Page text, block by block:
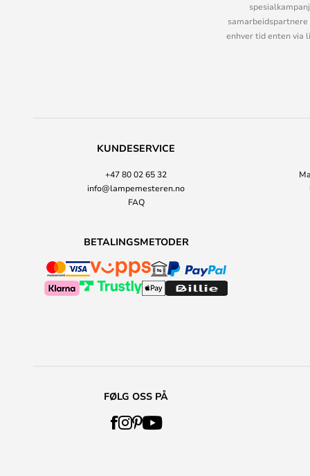
enhver tid enten via
KUNDESERVICE
+47 80 02 65 32
info@lampemesteren.no
FAQ
BETALINGSMETODER
FØLG OSS PÅ